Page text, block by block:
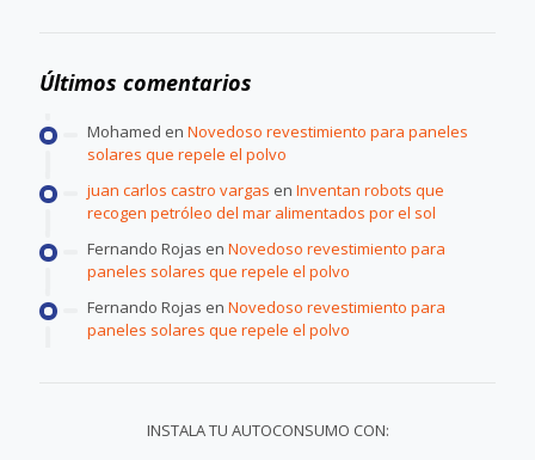
Últimos comentarios
Mohamed en Novedoso revestimiento para paneles
solares que repele el polvo
juan carlos castro vargas en Inventan robots que
recogen petróleo del mar alimentados por el sol
Fernando Rojas en Novedoso revestimiento para
paneles solares que repele el polvo
Fernando Rojas en Novedoso revestimiento para
paneles solares que repele el polvo
INSTALA TU AUTOCONSUMO CON: